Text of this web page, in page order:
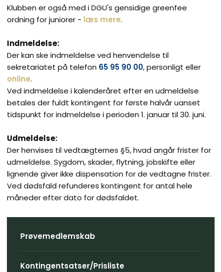
Klubben er også med i DGU's gensidige greenfee
ordning for juniorer - læs mere.
Indmeldelse:
Der kan ske indmeldelse ved henvendelse til
sekretariatet på telefon 65 95 90 00, personligt eller
online.
Ved indmeldelse i kalenderåret efter en udmeldelse
betales der fuldt kontingent for første halvår uanset
tidspunkt for indmeldelse i perioden 1. januar til 30. juni.
Udmeldelse:
Der henvises til vedtægternes §5, hvad angår frister for
udmeldelse. Sygdom, skader, flytning, jobskifte eller
lignende giver ikke dispensation for de vedtagne frister.
Ved dødsfald refunderes kontingent for antal hele
måneder efter dato for dødsfaldet.
Prøvemedlemskab
Kontingentsatser/Prisliste